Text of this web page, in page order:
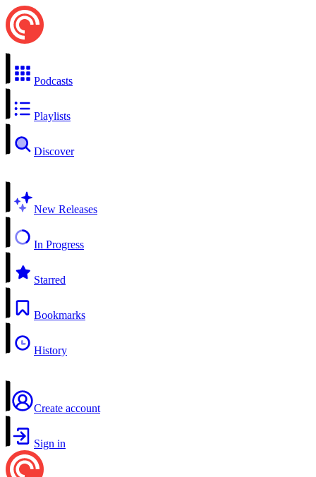
Podcasts
Playlists
Discover
New Releases
In Progress
Starred
Bookmarks
History
Create account
Sign in